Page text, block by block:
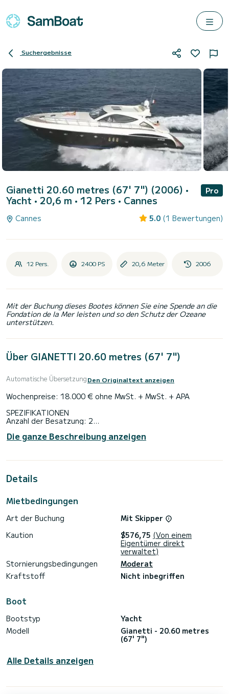
Suchergebnisse
Gianetti 20.60 metres (67' 7") (2006) •
Yacht • 20,6 m • 12 Pers • Cannes
Pro
Cannes 5.0 (1 Bewertungen)
12 Pers. 2400 PS 20,6 Meter 2006
Mit der Buchung dieses Bootes können Sie eine Spende an die
Fondation de la Mer leisten und so den Schutz der Ozeane
unterstützen.
Über GIANETTI 20.60 metres (67' 7")
Automatische ÜbersetzungDen Originaltext anzeigen
Wochenpreise: 18.000 € ohne MwSt. + MwSt. + APA
SPEZIFIKATIONEN
Anzahl der Besatzung: 2
Klimaanlage
Reisegeschwindigkeit: 22
Bettkonfiguration: 2 Queensize-Betten
Tender + Spielzeug: Kleiner Tender
Die ganze Beschreibung anzeigen
Details
Mietbedingungen
Art der Buchung
Mit Skipper
Kaution
$576,75 (Von einem
Eigentümer direkt
verwaltet)
Stornierungsbedingungen
Moderat
Kraftstoff
Nicht inbegriffen
Boot
Bootstyp
Yacht
Modell
Gianetti - 20.60 metres
(67' 7")
Alle Details anzeigen